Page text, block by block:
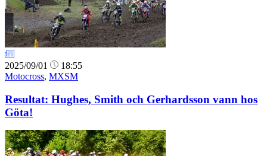
2025/09/01
18:55
Motocross, MXSM
Resultat: Hughes, Smith och Gerhardsson vann hos
Göta!